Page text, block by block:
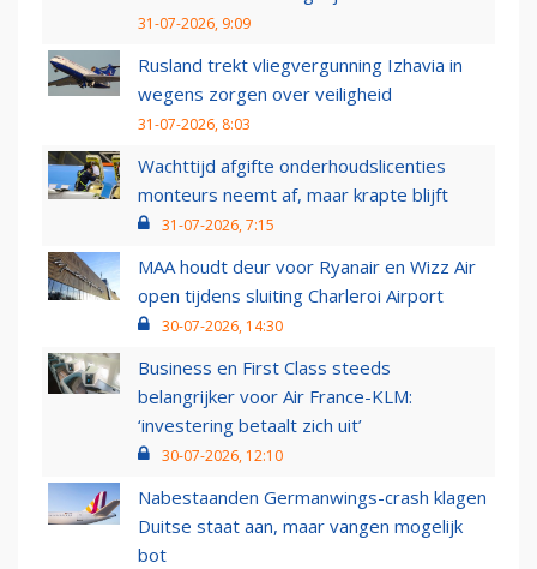
31-07-2026, 9:09
Rusland trekt vliegvergunning Izhavia in
wegens zorgen over veiligheid
31-07-2026, 8:03
Wachttijd afgifte onderhoudslicenties
monteurs neemt af, maar krapte blijft
31-07-2026, 7:15
MAA houdt deur voor Ryanair en Wizz Air
open tijdens sluiting Charleroi Airport
30-07-2026, 14:30
Business en First Class steeds
belangrijker voor Air France-KLM:
‘investering betaalt zich uit’
30-07-2026, 12:10
Nabestaanden Germanwings-crash klagen
Duitse staat aan, maar vangen mogelijk
bot